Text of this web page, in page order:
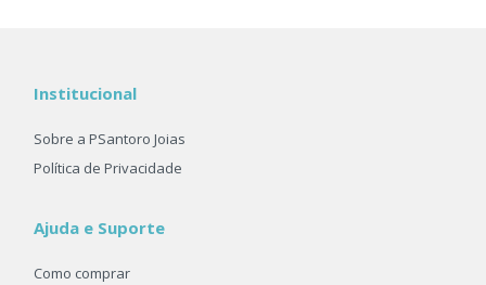
Institucional
Sobre a PSantoro Joias
Política de Privacidade
Ajuda e Suporte
Como comprar